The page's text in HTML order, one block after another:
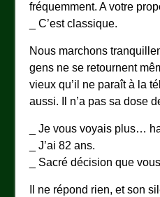
fréquemment. A votre
_ C’est classique.
Nous marchons
gens ne se retournent
vieux qu’il ne paraît à la
aussi. Il n’a pas sa dose
_ Je vous voyais plus…
_ J’ai 82 ans.
_ Sacré décision que
Il ne répond rien, et son